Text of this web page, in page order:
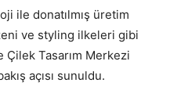
ile donatılmış üretim
ve styling ilkeleri gibi
Çilek Tasarım Merkezi
açısı sunuldu.